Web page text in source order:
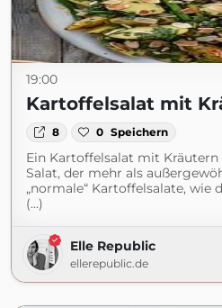
19:00
Kartoffelsalat mit
8 0 Speichern
Ein Kartoffelsalat mit
Salat, der mehr als
„normale“ Kartoffelsalate, wie
(...)
Elle Republic
ellerepublic.de